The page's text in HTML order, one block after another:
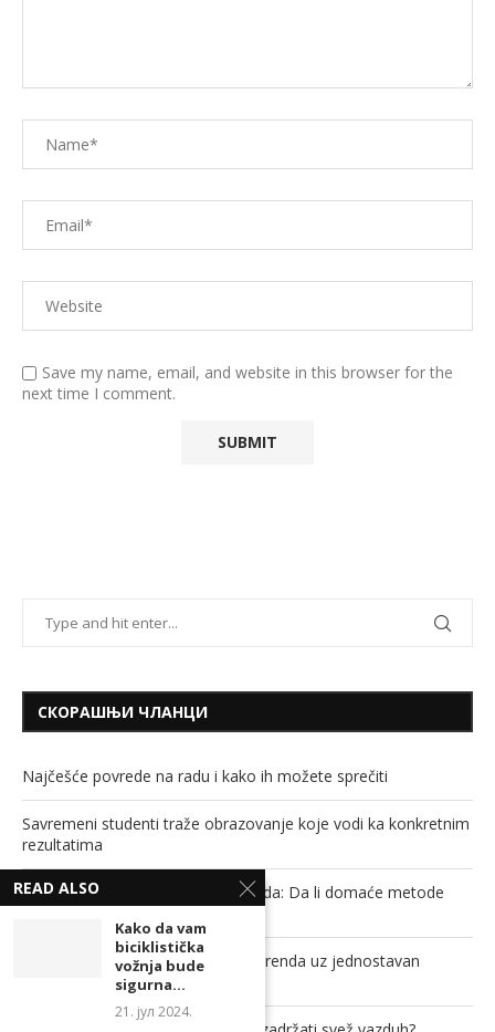
Save my name, email, and website in this browser for the
next time I comment.
СКОРАШЊИ ЧЛАНЦИ
Najčešće povrede na radu i kako ih možete sprečiti
Savremeni studenti traže obrazovanje koje vodi ka konkretnim
rezultatima
Soda bikarbona, sirće i ključala voda: Da li domaće metode
stvarno mogu da odguše cev?
Povećajte prepoznatljivost svog brenda uz jednostavan
promotivni proizvod!
READ ALSO
Kako da vam
biciklistička
vožnja bude
sigurna...
21. јул 2024.